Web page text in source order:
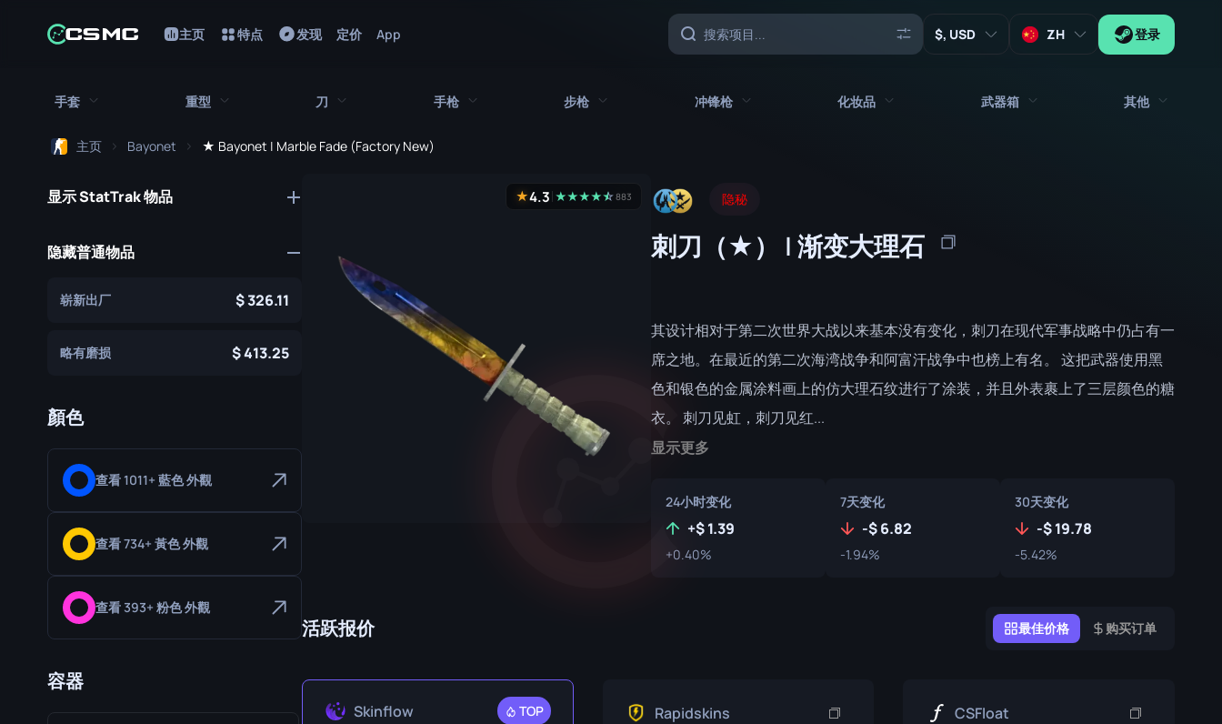
主页 特点 发现 定价 App , USD ZH 登录
手套
猎犬手套
折断的牙齿手套
九头蛇手套
重型
锯短型霰弹枪
刀
蝴蝶刀
经典刀
游牧刀
伞绳刀
影子匕首
手枪
CZ75 自动
Glock-18
P2000
步枪
AK-47
加利尔 AR
M4A1-S
冲锋枪
MAC-10
MP5-SD
P90
PP-野牛
UMP-45
化妆品
武器挂饰
补丁
武器箱
贴纸胶囊
音乐包盒
纪念品亮点
徽章
其他
主页 Bayonet ★ Bayonet | Marble Fade (Factory New)
显示 StatTrak 物品
隐藏普通物品
崭新出厂 326.11
略有磨损 413.25
顏色
查看 1011+ 藍色 外觀
查看 734+ 黃色 外觀
查看 393+ 粉色 外觀
容器
★4.3 ★★★★★
☆883 隐秘
刺刀（★） | 渐变大理石
其设计相对于第二次世界大战以来基本没有变化，刺刀在现代军事战略中仍占有一
席之地。在最近的第二次海湾战争和阿富汗战争中也榜上有名。 这把武器使用黑
色和银色的金属涂料画上的仿大理石纹进行了涂装，并且外表裹上了三层颜色的糖
衣。 刺刀见虹，刺刀见红...
显示更多
24小时变化
+ 1.39
+0.40%
7天变化
- 6.82
-1.94%
30天变化
- 19.78
-5.42%
活跃报价 最佳价格 购买订单
Skinflow TOP Rapidskins CSFloat